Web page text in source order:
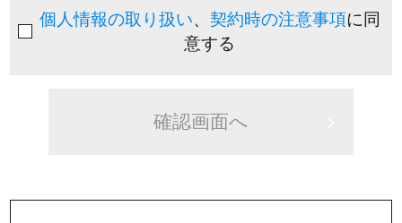
個人情報の取り扱い、 契約時の注意事項に同
意する